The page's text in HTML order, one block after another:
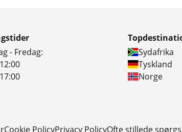
- Fredag:
Sydafrika
Tyskland
Norge
Cookie PolicyPrivacy PolicyOfte stillede